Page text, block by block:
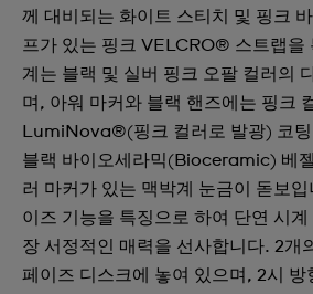
께 대비되는 화이트 스티치 및 핑크
프가 있는 핑크 VELCRO® 스트랩을
계는 블랙 및 실버 핑크 오팔 컬러의
며, 아워 마커와 블랙 핸즈에는 핑크
LumiNova®(핑크 컬러로 발광) 코
블랙 바이오세라믹(Bioceramic) 베
러 마커가 있는 맥박계 눈금이 돋보입
이즈 기능을 특징으로 하여 단연 시
장 서정적인 매력을 선사합니다. 2개
페이즈 디스크에 놓여 있으며, 2시 방